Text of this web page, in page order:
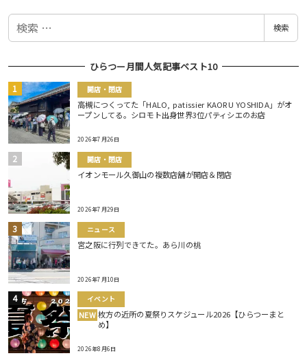
検
検索
ひらつー月間人気記事ベスト10
開店・閉店
高槻につくってた「HALO, patissier KAORU YOSHIDA」がオ
ープンしてる。シロモト出身世界3位パティシエのお店
2026年7月26日
開店・閉店
イオンモール久御山の複数店舗が開店＆閉店
2026年7月29日
ニュース
宮之阪に行列できてた。あら川の桃
2026年7月10日
イベント
NEW 枚方の近所の夏祭りスケジュール2026【ひらつーまと
め】
2026年8月6日